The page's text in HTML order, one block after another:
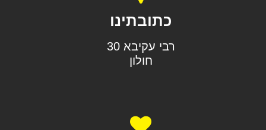
כתובתינו
רבי עקיבא 30
חולון